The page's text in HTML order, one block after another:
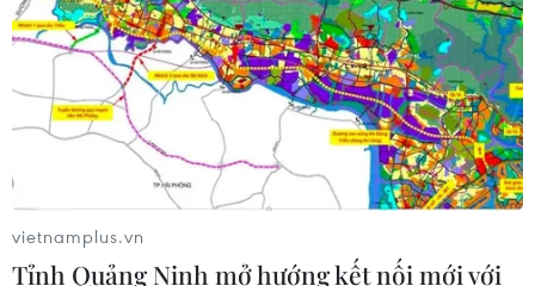
Thi công trở lại dự án sửa chữa Quốc
lộ 30 sau phản ánh của TTXVN
06/08/2026 09:42
Hà Nội tăng tốc thi công
đường Vành đai 1 đoạn Hoàng Cầu-
Voi Phục
vietnamplus.vn
Tỉnh Quảng Ninh mở hướng kết nối mới với